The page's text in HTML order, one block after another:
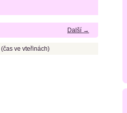
Další →
(čas ve vteřinách)